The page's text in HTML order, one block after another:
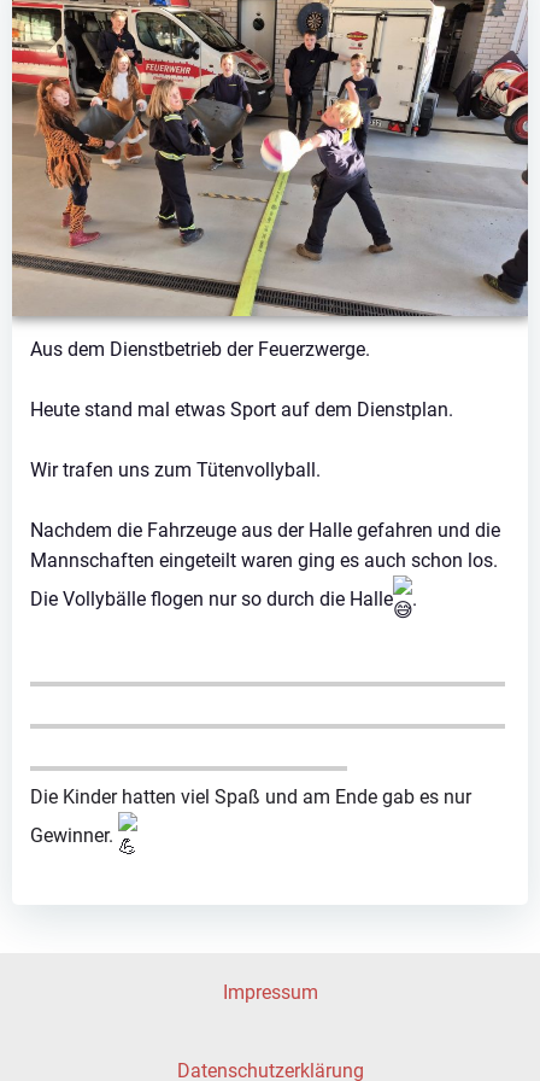
Aus dem Dienstbetrieb der Feuerzwerge.
Heute stand mal etwas Sport auf dem Dienstplan.
Wir trafen uns zum Tütenvollyball.
Nachdem die Fahrzeuge aus der Halle gefahren und die
Mannschaften eingeteilt waren ging es auch schon los.
Die Vollybälle flogen nur so durch die Halle
.
Die Kinder hatten viel Spaß und am Ende gab es nur
Gewinner.
Impressum
Datenschutzerklärung